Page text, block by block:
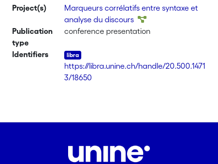
Project(s)
Marqueurs corrélatifs entre syntaxe et
analyse du discours
Publication
type
conference presentation
Identifiers
https://libra.unine.ch/handle/20.500.1471
3/18650